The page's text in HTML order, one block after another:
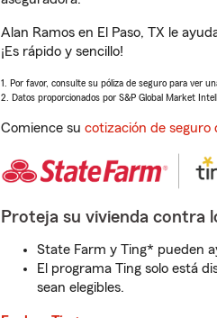
Alan Ramos en El Paso, TX le
¡Es rápido y sencillo!
1. Por favor, consulte su póliza de seguro para ver
2. Datos proporcionados por S&P Global Market
Comience su cotización de seguro
Proteja su vivienda contra
State Farm y Ting* pueden
El programa Ting solo está
sean elegibles.